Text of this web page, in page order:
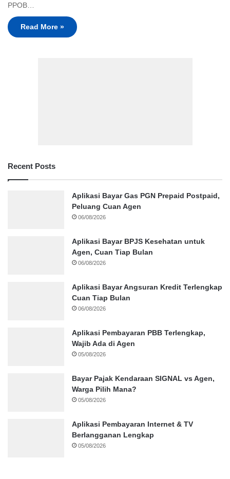
PPOB…
Read More »
Recent Posts
Aplikasi Bayar Gas PGN Prepaid Postpaid,
Peluang Cuan Agen
06/08/2026
Aplikasi Bayar BPJS Kesehatan untuk
Agen, Cuan Tiap Bulan
06/08/2026
Aplikasi Bayar Angsuran Kredit Terlengkap
Cuan Tiap Bulan
06/08/2026
Aplikasi Pembayaran PBB Terlengkap,
Wajib Ada di Agen
05/08/2026
Bayar Pajak Kendaraan SIGNAL vs Agen,
Warga Pilih Mana?
05/08/2026
Aplikasi Pembayaran Internet & TV
Berlangganan Lengkap
05/08/2026